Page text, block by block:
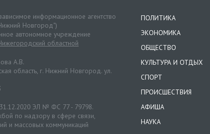
информационное агентство
Новгород")
автономное учреждение
областной
А.В.
область, г. Нижний Новгород. ул.
ЭЛ № ФС 77 - 79798.
по надзору в сфере связи,
и массовых коммуникаций
ПОЛИТИКА
ЭКОНОМИКА
ОБЩЕСТВО
КУЛЬТУРА И ОТДЫХ
СПОРТ
ПРОИСШЕСТВИЯ
АФИША
НАУКА